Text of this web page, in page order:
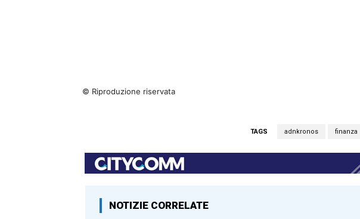
© Riproduzione riservata
TAGS adnkronos finanza
NOTIZIE CORRELATE